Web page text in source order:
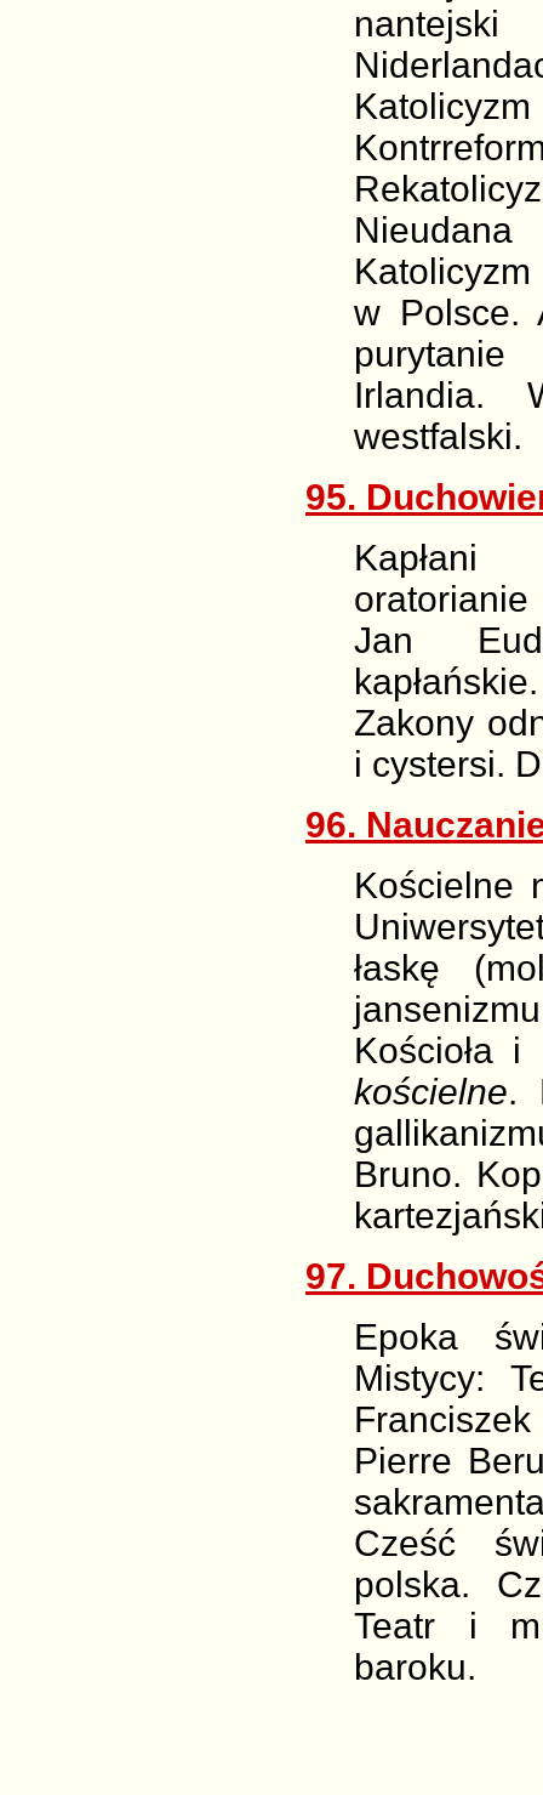
w Polsce.
Irlandia.
westfalski.
95.
Kapłani
Jan
Zakony
i cystersi.
96.
Kościelne
łaskę
Kościoła
kościelne.
Bruno.
97.
Epoka
Mistycy:
Pierre
Cześć
polska.
Teatr i
baroku.